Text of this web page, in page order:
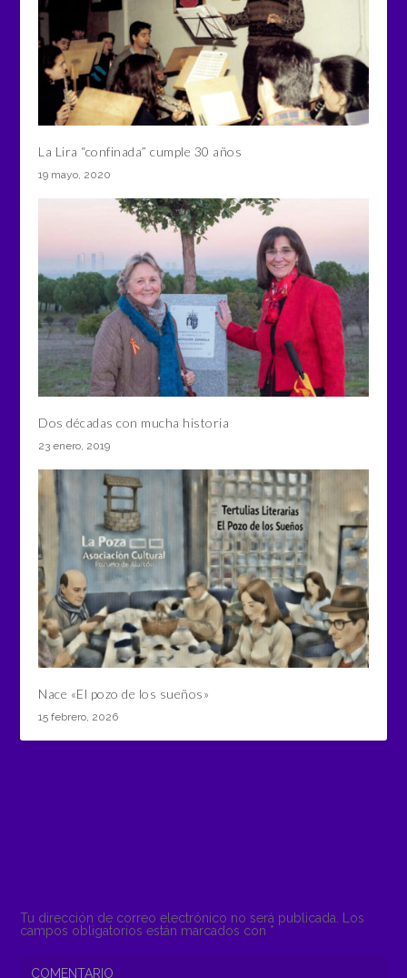
La Lira “confinada” cumple 30 años
19 mayo, 2020
Dos décadas con mucha historia
23 enero, 2019
Nace «El pozo de los sueños»
15 febrero, 2026
Tu dirección de correo electrónico no será publicada.
Los
campos obligatorios están marcados con *